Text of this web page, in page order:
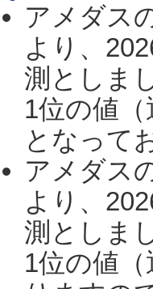
アメダス
より、
測としま
1位の値
となって
アメダス
より、
測としま
1位の値